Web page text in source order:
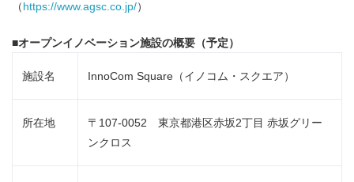
（ https://www.agsc.co.jp/）
■オープンイノベーション施設の概要（予定）
施設名 InnoCom Square（イノコム・スクエア）
所在地
〒107-0052 東京都港区赤坂2丁目 赤坂グリー
ンクロス